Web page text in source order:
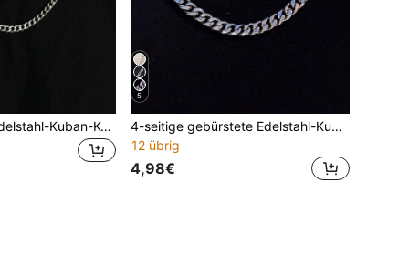
Minimalistische Edelstahl-Kuban-Kette für Herren, vielseitiges Hip-Hop-Accessoire
5
4-seitige gebürstete Edelstahl-Kuban-Kette, europäischer & amerikanischer Hip-Hop-Stil, nicht verblassend für Herren
12 übrig
4,98€